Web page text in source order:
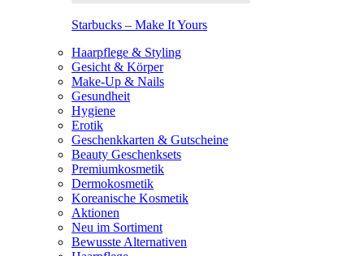
Starbucks – Make It Yours
Haarpflege & Styling
Gesicht & Körper
Make-Up & Nails
Gesundheit
Hygiene
Erotik
Geschenkkarten & Gutscheine
Beauty Geschenksets
Premiumkosmetik
Dermokosmetik
Koreanische Kosmetik
Aktionen
Neu im Sortiment
Bewusste Alternativen